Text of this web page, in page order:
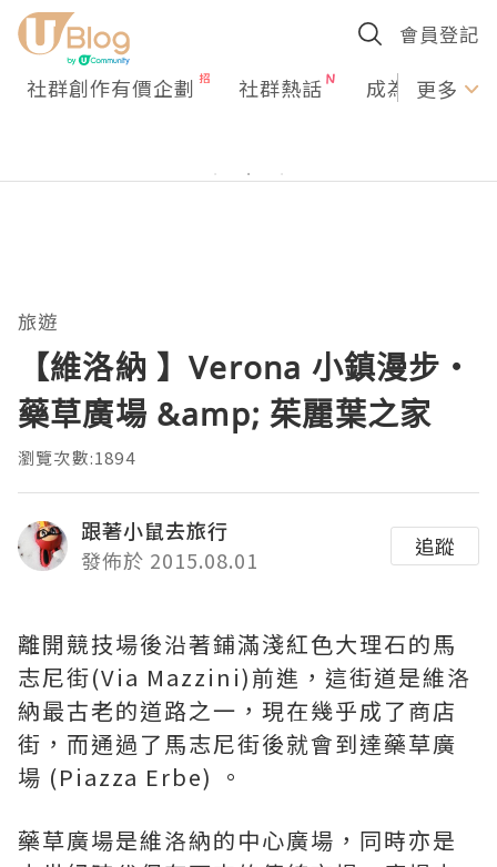
會員登記
社群創作有價企劃 社群熱話 成為U更多
旅遊
【維洛納 】Verona 小鎮漫步・
瀏覽次數:1894
跟著小鼠去旅行
發佈於 2015.08.01
追蹤
離開競技場後沿著鋪滿淺紅色大理石的馬
志尼街(Via Mazzini)前進，這街道是維洛
納最古老的道路之一，現在幾乎成了商店
街，而通過了馬志尼街後就會到達藥草廣
場 (Piazza Erbe) 。
藥草廣場是維洛納的中心廣場，同時亦是